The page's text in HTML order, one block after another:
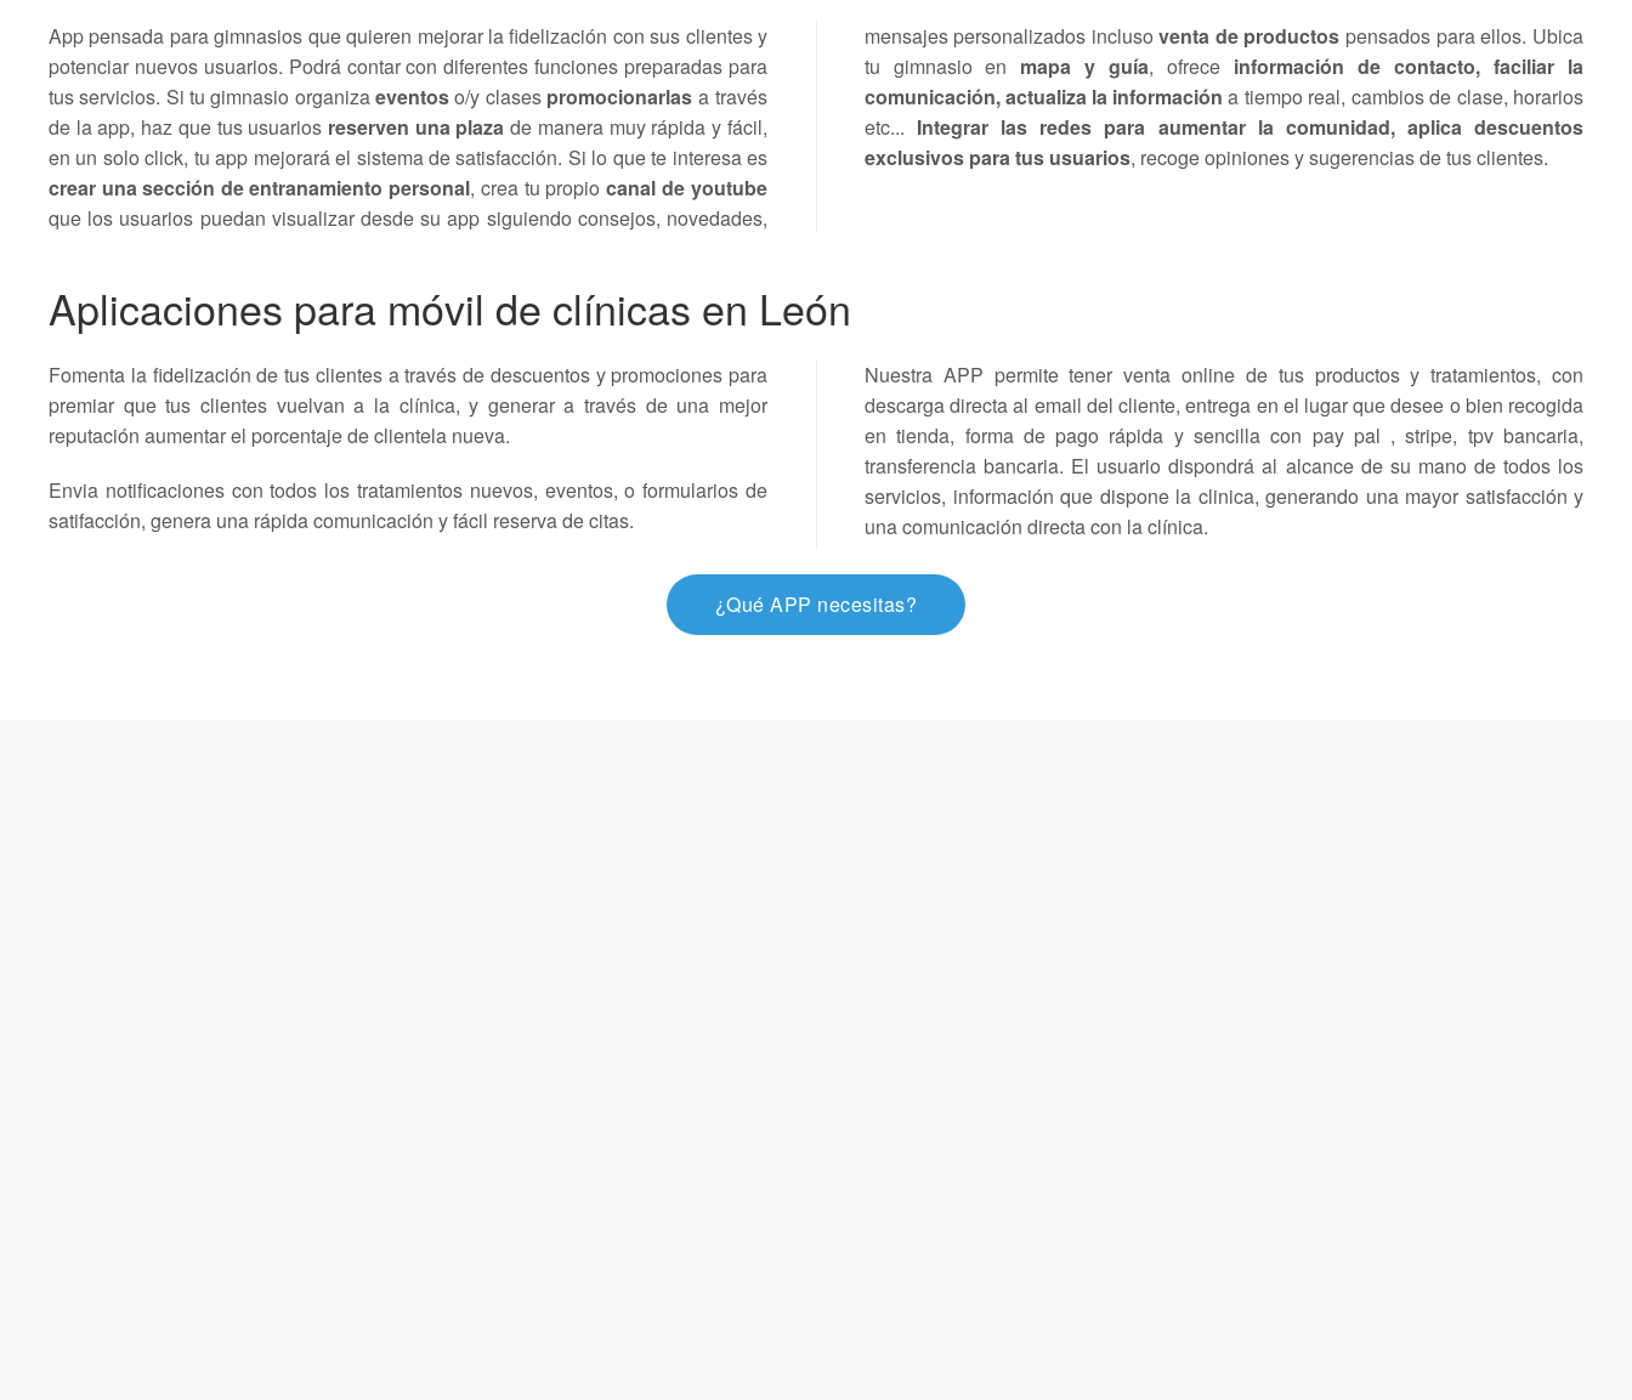
App pensada para gimnasios que quieren mejorar la fidelización con sus clientes y
potenciar nuevos usuarios. Podrá contar con diferentes funciones preparadas para
tus servicios. Si tu gimnasio organizaeventoso/y clases promocionarlas a través
de la app, haz que tus usuarios reserven una plaza de manera muy rápida y fácil,
en un solo click, tu app mejorará el sistema de satisfacción. Si lo que te interesa es
crear una sección de entranamiento personal, crea tu propio canal de youtube
que los usuarios puedan visualizar desde su app siguiendo consejos, novedades,
mensajes personalizados incluso venta de productos pensados para ellos. Ubica
tu gimnasio en mapa y guía, ofrece información de contacto, faciliar la
comunicación, actualiza la información a tiempo real, cambios de clase, horarios
etc... Integrar las redes para aumentar la comunidad, aplica descuentos
exclusivos para tus usuarios, recoge opiniones y sugerencias de tus clientes.
Aplicaciones para móvil de clínicas en León
Fomenta la fidelización de tus clientes a través de descuentos y promociones para
premiar que tus clientes vuelvan a la clínica, y generar a través de una mejor
reputación aumentar el porcentaje de clientela nueva.
Envia notificaciones con todos los tratamientos nuevos, eventos, o formularios de
satifacción, genera una rápida comunicación y fácil reserva de citas.
Nuestra APP permite tener venta online de tus productos y tratamientos, con
descarga directa al email del cliente, entrega en el lugar que desee o bien recogida
en tienda, forma de pago rápida y sencilla con pay pal , stripe, tpv bancaria,
transferencia bancaria. El usuario dispondrá al alcance de su mano de todos los
servicios, información que dispone la clinica, generando una mayor satisfacción y
una comunicación directa con la clínica.
¿Qué APP necesitas?